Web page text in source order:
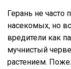
Герань не
насекомых, но
вредители как
мучнистый
растением.